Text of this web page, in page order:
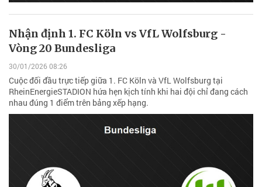
Nhận định 1. FC Köln vs VfL Wolfsburg -
Vòng 20 Bundesliga
30/01/2026 08:26
Cuộc đối đầu trực tiếp giữa 1. FC Köln và VfL Wolfsburg tại
RheinEnergieSTADION hứa hẹn kịch tính khi hai đội chỉ đang cách
nhau đúng 1 điểm trên bảng xếp hạng.